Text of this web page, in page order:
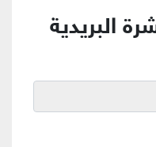
البريدية